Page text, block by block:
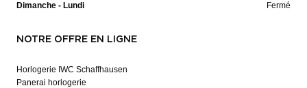
Dimanche - Lundi Fermé
NOTRE OFFRE EN LIGNE
Horlogerie IWC Schaffhausen
Panerai horlogerie